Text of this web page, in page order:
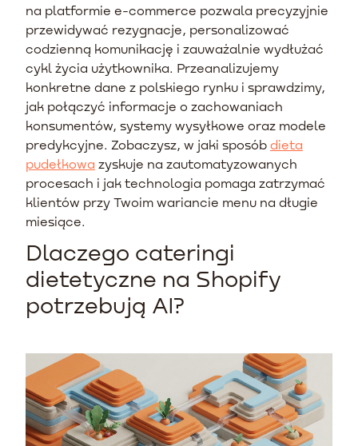
na platformie e-commerce pozwala precyzyjnie
przewidywać rezygnacje, personalizować
codzienną komunikację i zauważalnie wydłużać
cykl życia użytkownika. Przeanalizujemy
konkretne dane z polskiego rynku i sprawdzimy,
jak połączyć informacje o zachowaniach
konsumentów, systemy wysyłkowe oraz modele
predykcyjne. Zobaczysz, w jaki sposób dieta
pudełkowa zyskuje na zautomatyzowanych
procesach i jak technologia pomaga zatrzymać
klientów przy Twoim wariancie menu na długie
miesiące.
Dlaczego cateringi
dietetyczne na Shopify
potrzebują AI?